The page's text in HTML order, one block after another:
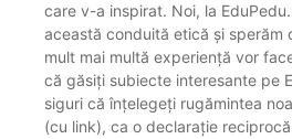
care v-a inspirat. Noi, la
această conduită etică și sperăm
mult mai multă experiență vor
că găsiți subiecte interesante pe
siguri că înțelegeți rugămintea
(cu link), ca o declarație